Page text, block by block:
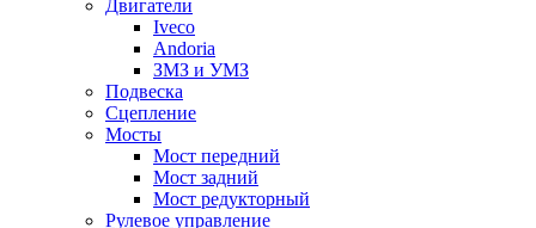
Двигатели
Iveco
Andoria
ЗМЗ и УМЗ
Подвеска
Сцепление
Мосты
Мост передний
Мост задний
Мост редукторный
Рулевое управление